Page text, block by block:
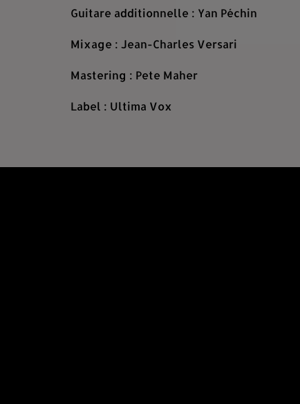
Guitare additionnelle : Yan Péchin
Mixage : Jean-Charles Versari
Mastering : Pete Maher
Label : Ultima Vox